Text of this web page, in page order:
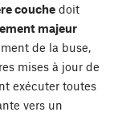
couche doit
majeur
de la buse,
mises à jour de
exécuter toutes
vers un